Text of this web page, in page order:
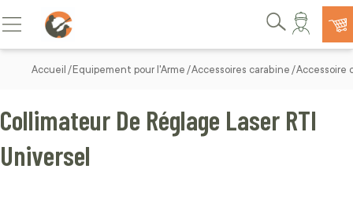
Allez au contenu
Basculer la navigation
Rechercher
Accueil Equipement pour l'Arme Accessoires carabine Accessoire
Collimateur De Réglage Laser RTI
Universel